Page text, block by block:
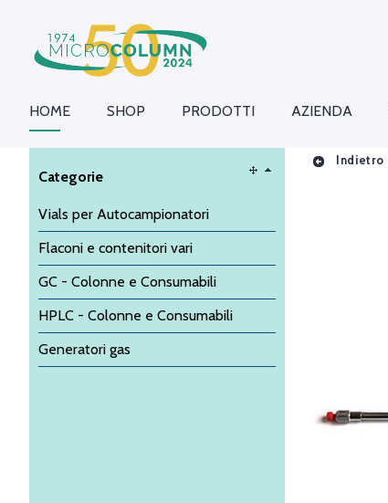
HOME SHOP PRODOTTI AZIENDA
Categorie
Vials per Autocampionatori
Flaconi e contenitori vari
GC - Colonne e Consumabili
HPLC - Colonne e Consumabili
Generatori gas
Indietro